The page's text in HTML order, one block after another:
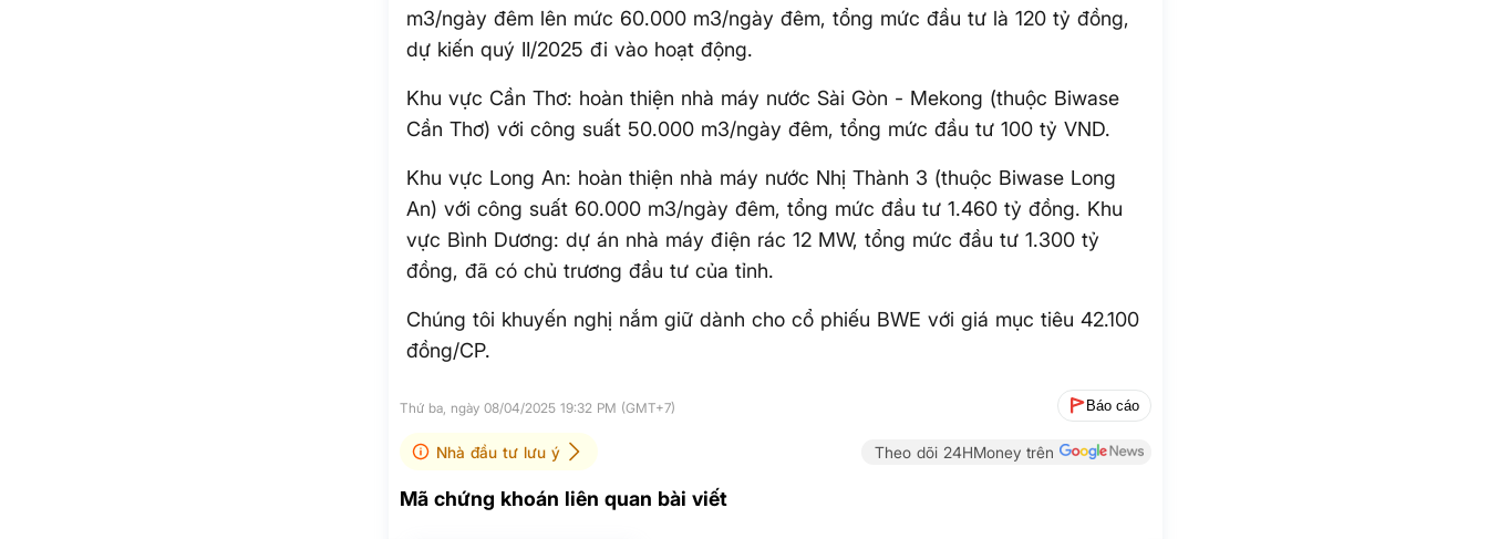
m3/ngày đêm lên mức 60.000 m3/ngày đêm, tổng mức đầu tư là 120 tỷ đồng,
dự kiến quý II/2025 đi vào hoạt động.
Khu vực Cần Thơ: hoàn thiện nhà máy nước Sài Gòn - Mekong (thuộc Biwase
Cần Thơ) với công suất 50.000 m3/ngày đêm, tổng mức đầu tư 100 tỷ VND.
Khu vực Long An: hoàn thiện nhà máy nước Nhị Thành 3 (thuộc Biwase Long
An) với công suất 60.000 m3/ngày đêm, tổng mức đầu tư 1.460 tỷ đồng. Khu
vực Bình Dương: dự án nhà máy điện rác 12 MW, tổng mức đầu tư 1.300 tỷ
đồng, đã có chủ trương đầu tư của tỉnh.
Chúng tôi khuyến nghị nắm giữ dành cho cổ phiếu BWE với giá mục tiêu 42.100
đồng/CP.
Thứ ba, ngày 08/04/2025 19:32 PM (GMT+7) Báo cáo
Nhà đầu tư lưu ý Theo dõi 24HMoney trên
Mã chứng khoán liên quan bài viết